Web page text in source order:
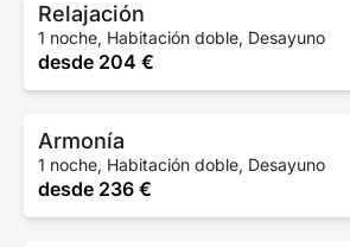
Relajación
1 noche, Habitación doble, Desayuno
desde 204 €
Armonía
1 noche, Habitación doble, Desayuno
desde 236 €